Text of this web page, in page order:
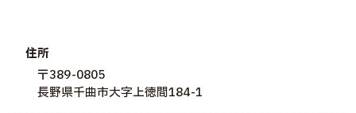
住所
〒389-0805
長野県千曲市大字上徳間184-1